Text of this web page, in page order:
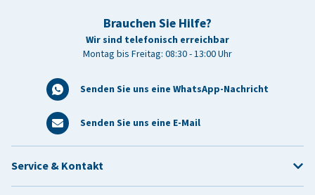
Brauchen Sie Hilfe?
Wir sind telefonisch erreichbar
Montag bis Freitag: 08:30 - 13:00 Uhr
Senden Sie uns eine WhatsApp-Nachricht
Senden Sie uns eine E-Mail
Service & Kontakt